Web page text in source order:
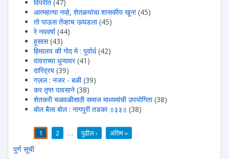
विपरीत (47)
आत्महत्या नव्हे, शेतकर्‍यांचा शासकीय खून! (45)
तो पाऊस तेंव्हाच ऊघडला (45)
रे नववर्षा(44)
हूसास (43)
हिमालय की गोद मे : पूर्वार्ध (42)
वावराच्या धुऱ्यावर(41)
दारिद्रय (39)
गज़ल : नजर - बळी (39)
कर तृप्त पावसाने (38)
शेतकरी चळवळीसाठी समाज माध्यमांची उपयोगिता (38)
बोल बैला बोल : नागपुरी तडका ॥३३॥ (38)
1 2 … पुढील › अंतिम »
पुर्ण सूची